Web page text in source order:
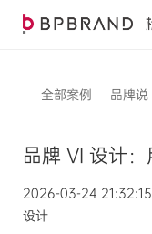
全部案例 品牌说
品牌 VI 设计
2026-03-24
设计